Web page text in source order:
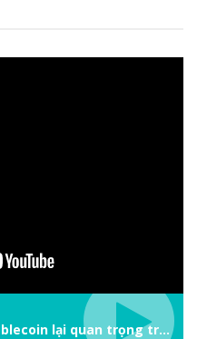
Stablecoin là gì? Tại sao stablecoin lại quan trọng trong thị trường crypto? | Phổ cập Blockchain